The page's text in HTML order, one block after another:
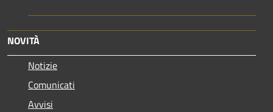
NOVITÀ
Notizie
Comunicati
Avvisi